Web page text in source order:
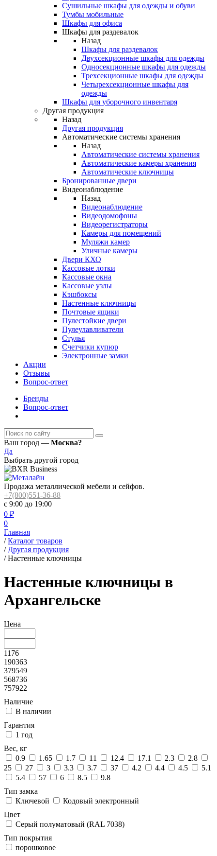
Сушильные шкафы для одежды и обуви
Тумбы мобильные
Шкафы для офиса
Шкафы для раздевалок
Назад
Шкафы для раздевалок
Двухсекционные шкафы для одежды
Односекционные шкафы для одежды
Трехсекционные шкафы для одежды
Четырехсекционные шкафы для
одежды
Шкафы для уборочного инвентаря
Другая продукция
Назад
Другая продукция
Автоматические системы хранения
Назад
Автоматические системы хранения
Автоматические камеры хранения
Автоматические ключницы
Бронированные двери
Видеонаблюдение
Назад
Видеонаблюдение
Видеодомофоны
Видеорегистраторы
Камеры для помещений
Муляжи камер
Уличные камеры
Двери КХО
Кассовые лотки
Кассовые окна
Кассовые узлы
Кэшбоксы
Настенные ключницы
Почтовые ящики
Пулестойкие двери
Пулеулавливатели
Стулья
Счетчики купюр
Электронные замки
Акции
Отзывы
Вопрос-ответ
Бренды
Вопрос-ответ
Ваш город — Москва?
Да
Выбрать другой город
Продажа металлической мебели и сейфов.
+7(800)551-36-88
с 9:00 до 19:00
0 ₽
0
Главная
/ Каталог товаров
/ Другая продукция
/ Настенные ключницы
Настенные ключницы в
Архангельске
Цена
1176
190363
379549
568736
757922
Наличие
В наличии
Гарантия
1 год
Вес, кг
0.9
1.65 1.7 11 12.4 17.1 2.3
2.8
25
27 3 3.3 3.7 37 4.2 4.4 4.5
5.1
5.4
57 6 8.5
9.8
Тип замка
Ключевой
Кодовый электронный
Цвет
Серый полуматовый (RAL 7038)
Тип покрытия
порошковое